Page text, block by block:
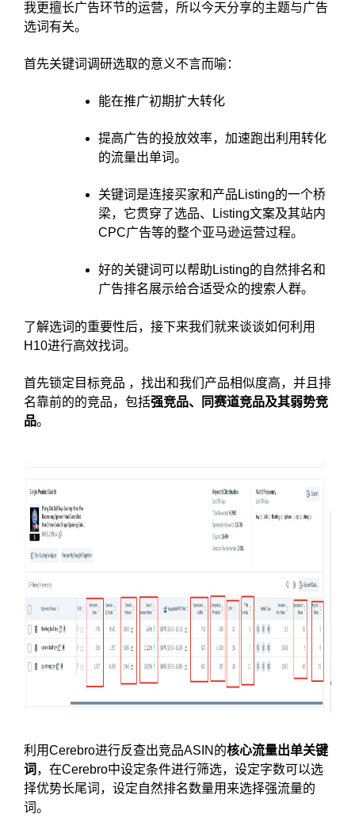
我更擅长广告环节的运营，所以今天分享的主题与广告
选词有关。
首先关键词调研选取的意义不言而喻：
能在推广初期扩大转化
提高广告的投放效率，加速跑出利用转化
的流量出单词。
关键词是连接买家和产品Listing的一个桥
梁，它贯穿了选品、Listing文案及其站内
CPC广告等的整个亚马逊运营过程。
好的关键词可以帮助Listing的自然排名和
广告排名展示给合适受众的搜索人群。
了解选词的重要性后，接下来我们就来谈谈如何利用
H10进行高效找词。
首先锁定目标竞品 ，找出和我们产品相似度高，并且排
名靠前的的竞品，包括强竞品、同赛道竞品及其弱势竞
品。
利用Cerebro进行反查出竞品ASIN的核心流量出单关键
词 ，在Cerebro中设定条件进行筛选，设定字数可以选
择优势长尾词，设定自然排名数量用来选择强流量的
词。